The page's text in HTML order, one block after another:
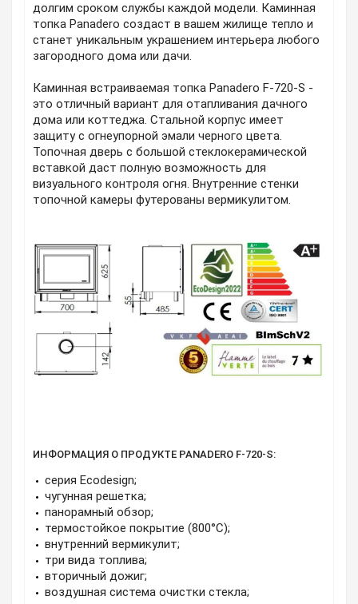
долгим сроком службы каждой модели. Каминная
топка Panadero создаст в вашем жилище тепло и
станет уникальным украшением интерьера любого
загородного дома или дачи.
Каминная встраиваемая топка Panadero F-720-S -
это отличный вариант для отапливания дачного
дома или коттеджа. Стальной корпус имеет
защиту с огнеупорной эмали черного цвета.
Топочная дверь с большой стеклокерамической
вставкой даст полную возможность для
визуального контроля огня. Внутренние стенки
топочной камеры футерованы вермикулитом.
ИНФОРМАЦИЯ О ПРОДУКТЕ PANADERO F-720-S:
серия Ecodesign;
чугунная решетка;
панорамный обзор;
термостойкое покрытие (800°C);
внутренний вермикулит;
три вида топлива;
вторичный дожиг;
воздушная система очистки стекла;